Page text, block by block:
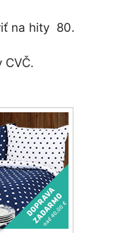
na hity 80.